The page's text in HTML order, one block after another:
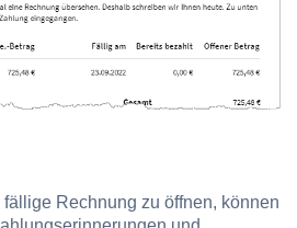
Rechnung zu öffnen, können